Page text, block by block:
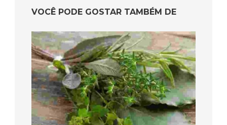
VOCÊ PODE GOSTAR TAMBÉM DE